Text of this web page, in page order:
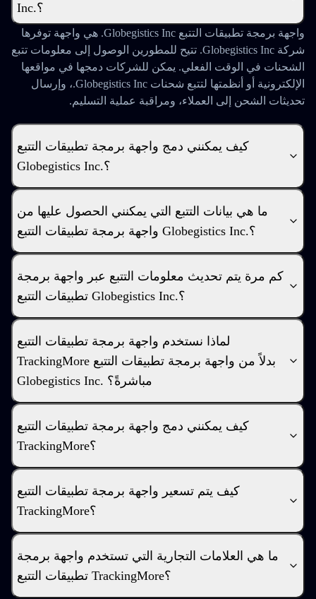
Inc.؟
واجهة برمجة تطبيقات التتبع Globegistics Inc. هي واجهة توفرها
شركة Globegistics Inc. تتيح للمطورين الوصول إلى معلومات تتبع
الشحنات في الوقت الفعلي. يمكن للشركات دمجها في مواقعها
الإلكترونية أو أنظمتها لتتبع شحنات Globegistics Inc.، وإرسال
تحديثات الشحن إلى العملاء، ومراقبة عملية التسليم.
كيف يمكنني دمج واجهة برمجة تطبيقات التتبع
Globegistics Inc.؟
ما هي بيانات التتبع التي يمكنني الحصول عليها من
واجهة برمجة تطبيقات التتبع Globegistics Inc.؟
كم مرة يتم تحديث معلومات التتبع عبر واجهة برمجة
تطبيقات التتبع Globegistics Inc.؟
لماذا نستخدم واجهة برمجة تطبيقات التتبع
TrackingMore بدلاً من واجهة برمجة تطبيقات التتبع
Globegistics Inc. مباشرةً؟
كيف يمكنني دمج واجهة برمجة تطبيقات التتبع
TrackingMore؟
كيف يتم تسعير واجهة برمجة تطبيقات التتبع
TrackingMore؟
ما هي العلامات التجارية التي تستخدم واجهة برمجة
تطبيقات التتبع TrackingMore؟